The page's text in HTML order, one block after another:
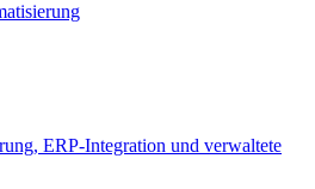
ERP-Integration und verwaltete